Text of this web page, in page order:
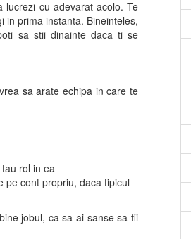
lucrezi cu adevarat acolo. Te
in prima instanta. Bineinteles,
sa stii dinainte daca ti se
sa arate echipa in care te
rol in ea
pe cont propriu, daca tipicul
jobul, ca sa ai sanse sa fii